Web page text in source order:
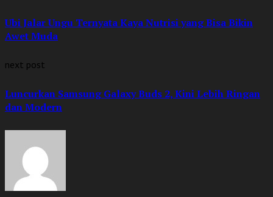
Ubi Jalar Ungu Ternyata Kaya Nutrisi yang Bisa Bikin
Awet Muda
next post
Luncurkan Samsung Galaxy Buds 2, Kini Lebih Ringan
dan Modern